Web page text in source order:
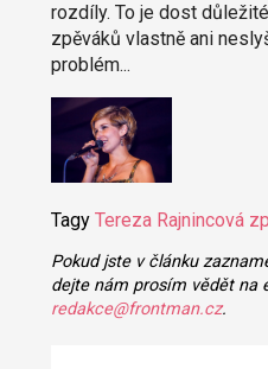
rozdíly. To je dost
zpěváků vlastně ani
problém...
Tagy Tereza Rajnincová
Pokud jste v článku
dejte nám prosím vědět na
redakce@frontman.cz.